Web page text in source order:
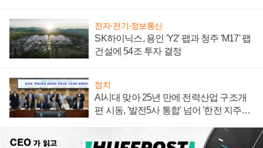
전자·전기·정보통신
SK하이닉스, 용인 'Y2' 팹과 청주 'M17' 팹
건설에 54조 투자 결정
정치
AI시대 맞아 25년 만에 전력산업 구조개
편 시동, '발전5사 통합' 넘어 '한전 지주사'